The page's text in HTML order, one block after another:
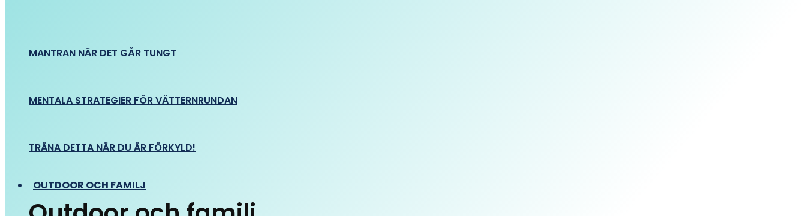
MANTRAN NÄR DET GÅR TUNGT
MENTALA STRATEGIER FÖR VÄTTERNRUNDAN
TRÄNA DETTA NÄR DU ÄR FÖRKYLD!
OUTDOOR OCH FAMILJ